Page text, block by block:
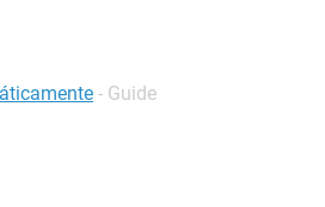
- Guide